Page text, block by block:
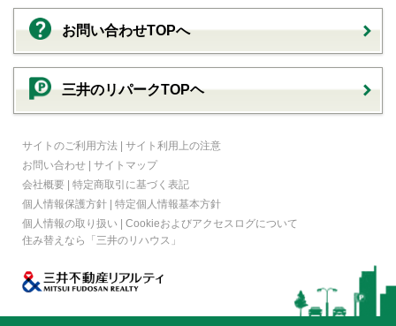
お問い合わせTOPへ
三井のリパークTOPヘ
サイトのご利用方法 | サイト利用上の注意
お問い合わせ | サイトマップ
会社概要 | 特定商取引に基づく表記
個人情報保護方針 | 特定個人情報基本方針
個人情報の取り扱い | Cookieおよびアクセスログについて
住み替えなら
「三井のリハウス」